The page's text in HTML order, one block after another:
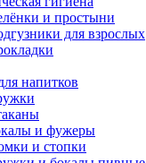
и простыни
для взрослых
напитков
и фужеры
и стопки